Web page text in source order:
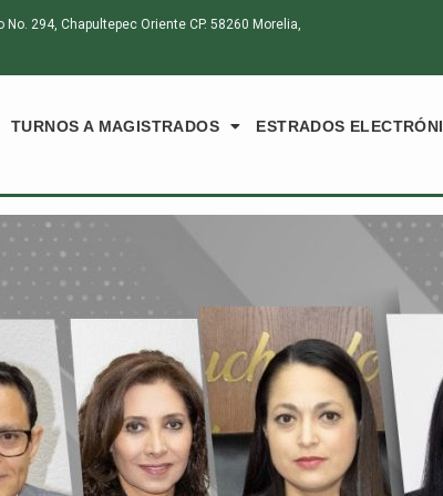
294, Chapultepec Oriente CP. 58260 Morelia,
TURNOS A MAGISTRADOS ESTRADOS